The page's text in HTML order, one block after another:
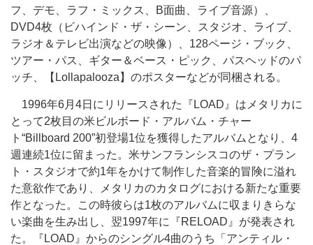
フ、デモ、ラフ・ミックス、B面曲、ライブ音源）、
DVD4枚（ビハインド・ザ・シーン、スタジオ、ライブ、
ラジオ＆テレビ出演などの映像）、128ページ・ブック、
ツアー・パス、ギター＆ベース・ピック、パスヘッドのパ
ッチ、【Lollapalooza】のポスターなどが同梱される。
1996年6月4日にリリースされた『LOAD』はメタリカに
とって2枚目の米ビルボード・アルバム・チャー
ト“Billboard 200”初登場1位を獲得したアルバムとなり、4
週連続1位に留まった。米サンフランシスコのザ・プラン
ト・スタジオで約1年をかけて制作した音楽的冒険に溢れ
た意欲作であり、メタリカのカタログにおける新たな重要
作となった。この時彼らは1枚のアルバムに収まりきらな
い楽曲を生み出し、翌1997年に『RELOAD』が発表され
た。『LOAD』からのシングル4曲のうち「アンティル・